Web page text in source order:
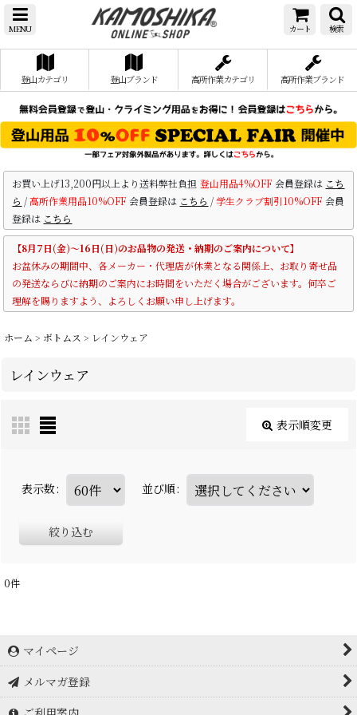
MENU カート 検索
登山カテゴリ 登山ブランド 高所作業カテゴリ 高所作業ブランド
お買い上げ13,200円以上より送料弊社負担 登山用品4%OFF 会員登録は こち
ら /高所作業用品10%OFF 会員登録は こちら /学生クラブ割引10%OFF 会員
登録は こちら
【8月7日(金)～16日(日)のお品物の発送・納期のご案内について】
お盆休みの期間中、各メーカー・代理店が休業となる関係上、お取り寄せ品
の発送ならびに納期のご案内にお時間をいただく場合がございます。何卒ご
理解を賜りますよう、よろしくお願い申し上げます。
ホーム > ボトムス > レインウェア
レインウェア
表示順変更
表示数: 並び順:
絞り込む
0件
マイページ
メルマガ登録